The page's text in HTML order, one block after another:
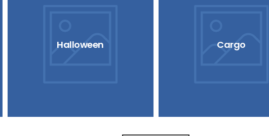
Halloween Cargo